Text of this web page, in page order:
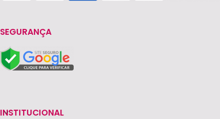
SEGURANÇA
INSTITUCIONAL